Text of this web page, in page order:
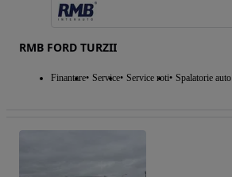
RMB FORD TURZII
Finantare Service Service roti Spalatorie auto